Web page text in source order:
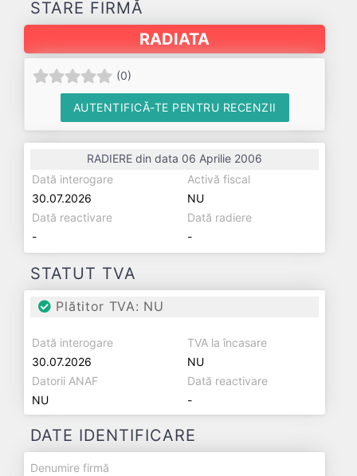
STARE FIRMĂ
RADIATA
(0)
AUTENTIFICĂ-TE PENTRU RECENZII
RADIERE din data 06 Aprilie 2006
Dată interogare
30.07.2026
Activă fiscal
NU
Dată reactivare
-
Dată radiere
-
STATUT TVA
Plătitor TVA: NU
Dată interogare
30.07.2026
TVA la încasare
NU
Datorii ANAF
NU
Dată reactivare
-
DATE IDENTIFICARE
Denumire firmă